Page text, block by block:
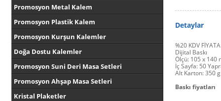
Promosyon Metal Kalem
Promosyon Plastik Kalem
Promosyon Kurşun Kalemler
Doğa Dostu Kalemler
Promosyon Suni Deri Masa Setleri
Promosyon Ahşap Masa Setleri
Kristal Plaketler
Detaylar
%20 KDV
Dijital Baskı
Ölçü: 105 x 140
İç Sayfa: 50
Alt Karton: 350
Baskı fiyatları